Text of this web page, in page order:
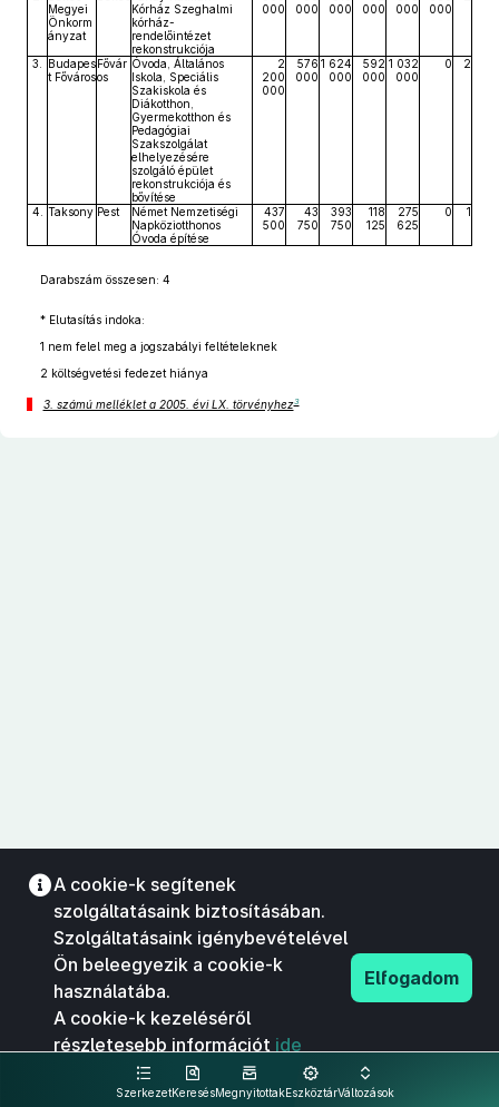
Megyei
Önkorm
ányzat
Kórház Szeghalmi
kórház-
rendelőintézet
rekonstrukciója
000
000
000
000
000
000
3.
Budapes
t Főváros
Fővár
os
Óvoda, Általános
Iskola, Speciális
Szakiskola és
Diákotthon,
Gyermekotthon és
Pedagógiai
Szakszolgálat
elhelyezésére
szolgáló épület
rekonstrukciója és
bővítése
2
200
000
576
000
1 624
000
592
000
1 032
000
0 2
4. Taksony Pest
Német Nemzetiségi
Napköziotthonos
Óvoda építése
437
500
43
750
393
750
118
125
275
625
0 1
Darabszám összesen: 4
* Elutasítás indoka:
1 nem felel meg a jogszabályi feltételeknek
2 költségvetési fedezet hiánya
3. számú melléklet a 2005. évi LX. törvényhez3
SzerkezetKeresésMegnyitottakEszköztárVáltozások
A cookie-k segítenek
szolgáltatásaink biztosításában.
Szolgáltatásaink igénybevételével
Ön beleegyezik a cookie-k
használatába.
A cookie-k kezeléséről
részletesebb információt ide
kattintva olvashat.
Elfogadom